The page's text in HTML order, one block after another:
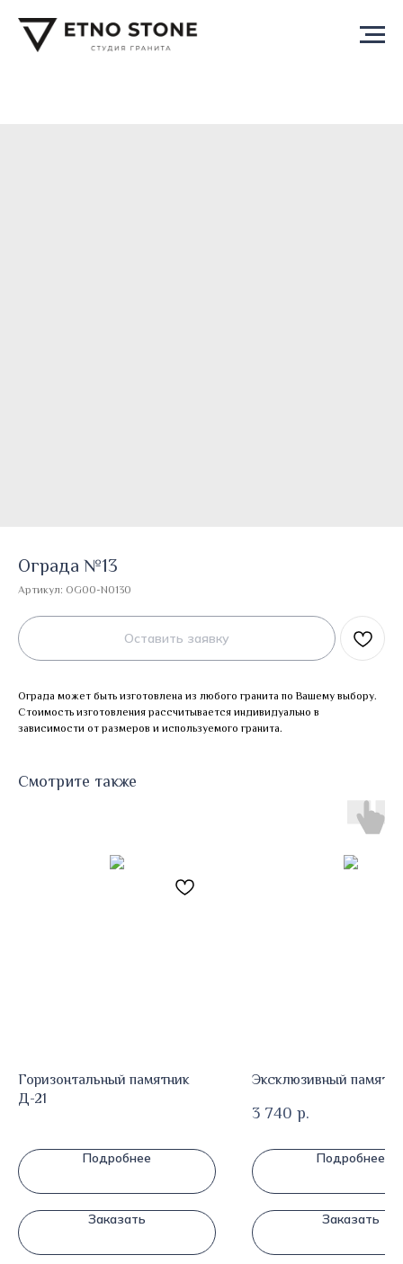
Ограда №13
Артикул: OG00-N0130
Оставить заявку
Ограда может быть изготовлена из любого гранита по Вашему выбору.
Стоимость изготовления рассчитывается индивидуально в
зависимости от размеров и используемого гранита.
Смотрите также
Горизонтальный памятник
Д-21
Подробнее
Заказать
Эксклюзивный
3 740 р.
Подробнее
Заказать